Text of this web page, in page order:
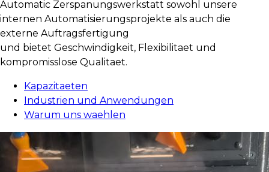
Automatic Zerspanungswerkstatt sowohl unsere
internen Automatisierungsprojekte als auch die
externe Auftragsfertigung
und bietet Geschwindigkeit, Flexibilitaet und
kompromisslose Qualitaet.
Kapazitaeten
Industrien und Anwendungen
Warum uns waehlen